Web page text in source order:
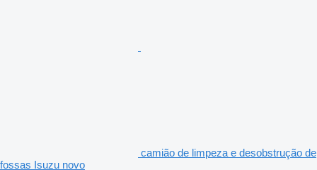
camião de limpeza e desobstrução de
fossas Isuzu novo